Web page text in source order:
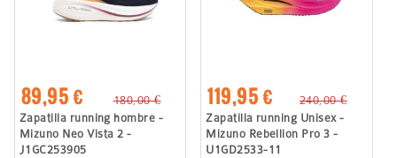
89,95 €
180,00 €
Zapatilla running hombre -
Mizuno Neo Vista 2 -
J1GC253905
119,95 €
240,00 €
Zapatilla running Unisex -
Mizuno Rebellion Pro 3 -
U1GD2533-11